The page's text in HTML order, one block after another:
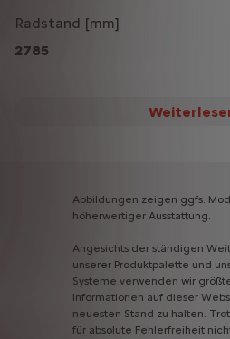
Radstand [mm]
2785
Abbildungen zeigen ggfs.
höherwertiger Ausstattung.
Angesichts der ständigen
unserer Produktpalette und
Systeme verwenden wir
Informationen auf dieser
neuesten Stand zu halten.
für absolute Fehlerfreiheit